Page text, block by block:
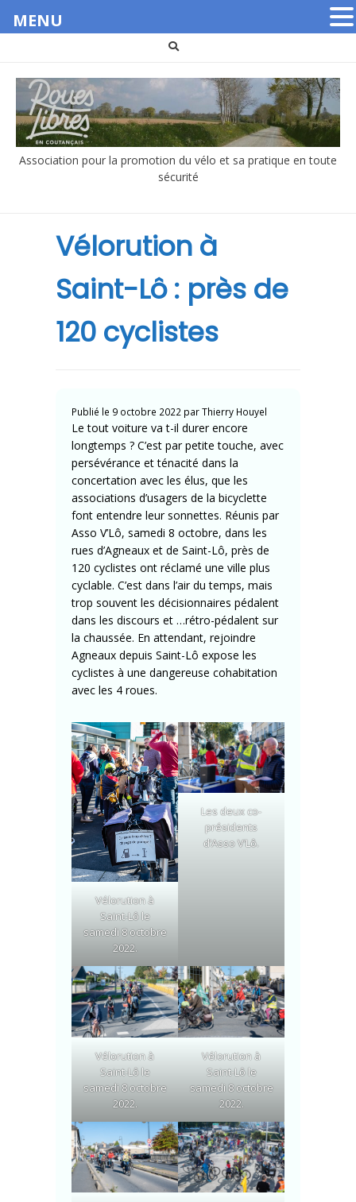
contenu
Association pour la promotion du vélo et sa pratique en toute
sécurité
Vélorution à
Saint-Lô : près de
120 cyclistes
Publié le 9 octobre 2022 parThierry Houyel
Le tout voiture va t-il durer encore
longtemps ? C’est par petite touche, avec
persévérance et ténacité dans la
concertation avec les élus, que les
associations d’usagers de la bicyclette
font entendre leur sonnettes. Réunis par
Asso V’Lô, samedi 8 octobre, dans les
rues d’Agneaux et de Saint-Lô, près de
120 cyclistes ont réclamé une ville plus
cyclable. C’est dans l’air du temps, mais
trop souvent les décisionnaires pédalent
dans les discours et …rétro-pédalent sur
la chaussée. En attendant, rejoindre
Agneaux depuis Saint-Lô expose les
cyclistes à une dangereuse cohabitation
avec les 4 roues.
Vélorution à
Saint-Lô le
samedi 8 octobre
2022.
Les deux co-
présidents
d’Asso V’Lô.
Vélorution à
Saint-Lô le
samedi 8 octobre
2022.
Vélorution à
Saint-Lô le
samedi 8 octobre
2022.
MENU